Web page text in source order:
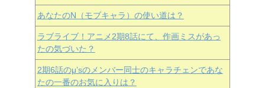
あなたのN（モブキャラ）の使い道は？
ラブライブ！アニメ2期8話にて、作画ミスがあっ
たの気づいた？
2期6話のμ’sのメンバー同士のキャラチェンであな
たの一番のお気に入りは？